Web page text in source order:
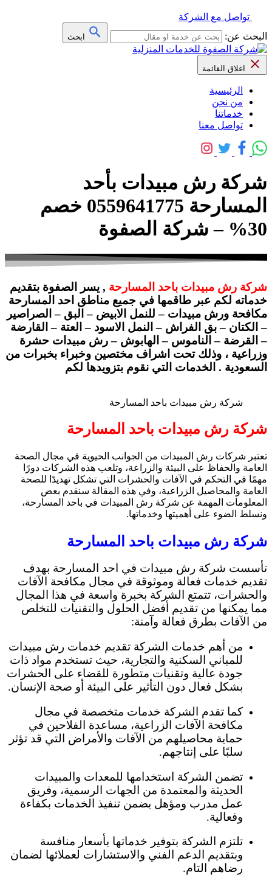
تواصل مع الشركة
البحث عن:
ابحث
اغلاق القائمة
الرئيسية
من نحن
خدماتنا
تواصل معنا
شركة رش مبيدات بأحد
المسارحة 0559641775 خصم
30% – شركة الصفوة
شركة رش مبيدات باحد المسارحة , يسر الصفوة بتقديم
خدماته لكم عبر طاقمها في جميع مناطق احد المسارحة
مكافحة ورش مبيدات – للنمل الابيض – البق – الصراصير
– الكتان – بق الفراش – النمل الاسود – العتة – القارضة
– القرضة – الناموس – الهابوش – رش مبيدات حشرة
وزراعية ، وذلك تحت اشراف مختصين وخبراء بخبرات من
السعودية . الخدمات التي نقوم بتزويدها لكم
شركة رش مبيدات باحد المسارحة
شركة رش مبيدات باحد المسارحة
تعتبر شركات رش المبيدات من الجوانب الحيوية في مجال الصحة
العامة والحفاظ على البيئة والزراعة، وتلعب هذه الشركات دورًا
مهمًا في التحكم في الآفات والحشرات التي تشكل تهديدًا للصحة
العامة والمحاصيل الزراعية، وفي هذه المقالة سنقدم بعض
المعلومات المهمة عن شركة رش المبيدات في باحد المسارحة،
ونسلط الضوء على أهميتها وخدماتها.
شركة رش مبيدات باحد المسارحة
تأسست شركة رش مبيدات في احد المسارحة بهدف
تقديم خدمات فعالة وموثوقة في مجال مكافحة الآفات
والحشرات، تتمتع الشركة بخبرة واسعة في هذا المجال
مما يمكنها من تقديم أفضل الحلول والتقنيات للتخلص
من الآفات بطرق فعالة وآمنة:
من أهم خدمات الشركة تقديم خدمات رش مبيدات
للمباني السكنية والتجارية، حيث تستخدم مواد ذات
جودة عالية وتقنيات متطورة للقضاء على الحشرات
بشكل فعال دون التأثير على البيئة أو صحة الإنسان.
كما تقدم الشركة خدمات متخصصة في مجال
مكافحة الآفات الزراعية، مساعدة الفلاحين في
حماية محاصيلهم من الآفات والأمراض التي قد تؤثر
سلبًا على إنتاجهم.
تضمن الشركة استخدامها للمعدات والمبيدات
الحديثة والمعتمدة من الجهات الرسمية، وفريق
عمل مدرب ومؤهل يضمن تنفيذ الخدمات بكفاءة
وفعالية.
تلتزم الشركة بتوفير خدماتها بأسعار منافسة
وبتقديم الدعم الفني والاستشارات لعملائها لضمان
رضاهم التام.